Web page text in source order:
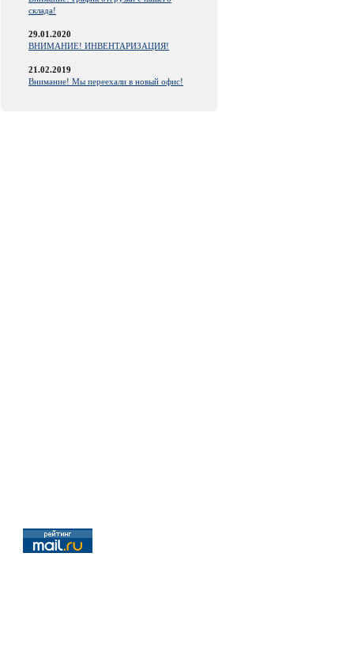
склада!
29.01.2020
ВНИМАНИЕ! ИНВЕНТАРИЗАЦИЯ!
21.02.2019
Внимание! Мы переехали в новый офис!